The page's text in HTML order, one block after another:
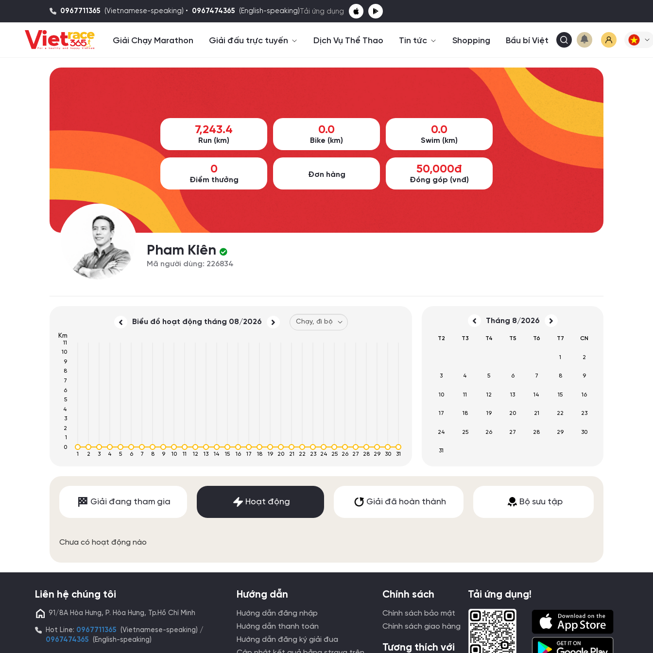
0967711365 (Vietnamese-speaking) • 0967474365 (English-speaking) Tải ứng dụng
Giải Chạy Marathon Giải đấu trực tuyến Dịch Vụ Thể Thao Tin tức Shopping Bầu bí Việt
7,243.4
Run (km)
0.0
Bike (km)
0.0
Swim (km)
0
Điểm thưởng
Đơn hàng 50,000đ
Đóng góp (vnđ)
Pham Kiên
Mã người dùng: 226834
Biểu đồ hoạt động tháng 08/2026
1 2 3 4 5 6 7 8 9 10 11 12 13 14 15 16 17 18 19 20 21 22 23 24 25 26 27 28 29 30 31
0
1
2
3
4
5
6
7
8
9
10
11
Km
Tháng 8/2026
T2 T3 T4 T5 T6 T7 CN
1 2
3 4 5 6 7 8 9
10 11 12 13 14 15 16
17 18 19 20 21 22 23
24 25 26 27 28 29 30
31
Giải đang tham gia Hoạt động Giải đã hoàn thành Bộ sưu tập
Chưa có hoạt động nào
Liên hệ chúng tôi
91/8A Hòa Hưng, P. Hòa Hưng, Tp.Hồ Chí Minh
Hot Line: 0967711365 (Vietnamese-speaking) /
0967474365 (English-speaking)
Hướng dẫn
Hướng dẫn đăng nhập
Hướng dẫn thanh toán
Hướng dẫn đăng ký giải đua
Chính sách
Chính sách bảo mật
Chính sách giao hàng
Tương thích với
Tải ứng dụng!